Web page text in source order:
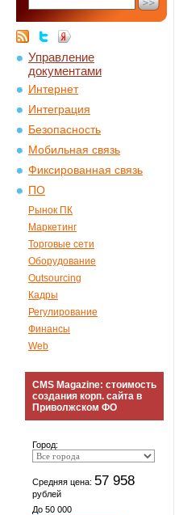
Управление
документами
Интернет
Интеграция
Безопасность
Мобильная связь
Фиксированная связь
ПО
Рынок ПК
Маркетинг
Торговые сети
Оборудование
Outsourcing
Кадры
Регулирование
Финансы
Web
CMS Magazine: стоимость
создания корп. сайта в
Приволжском ФО
Город:
Средняя цена: 57 958
рублей
До 50 000